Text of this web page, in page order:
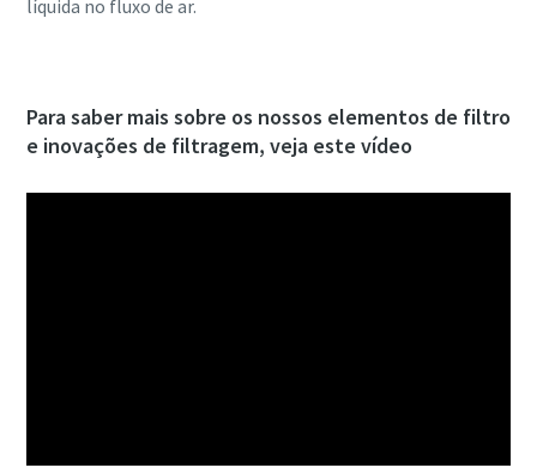
líquida no fluxo de ar.
Para saber mais sobre os nossos elementos de filtro
e inovações de filtragem, veja este vídeo